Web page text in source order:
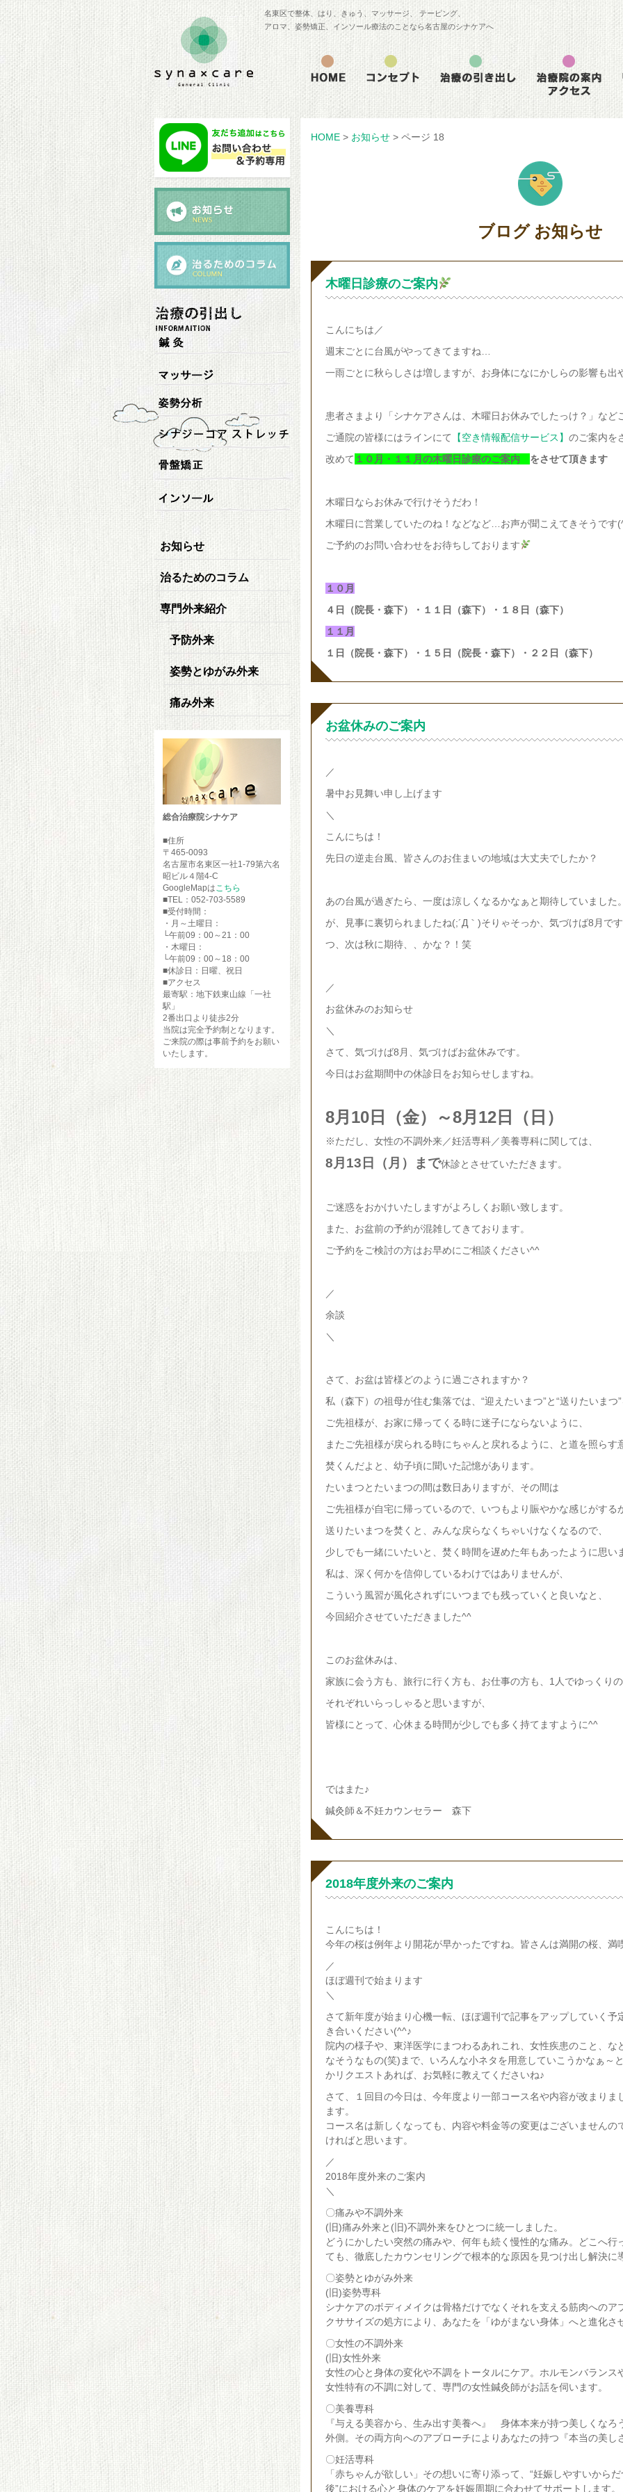
名東区で整体、はり、きゅう、マッサージ、 テーピング、
アロマ、姿勢矯正、インソール療法のことなら名古屋のシナケアへ
お知らせ
治るためのコラム
専門外来紹介
予防外来
姿勢とゆがみ外来
痛み外来
総合治療院シナケア
■住所
〒465-0093
名古屋市名東区一社1-79第六名
昭ビル４階4-C
GoogleMapはこちら
■TEL：052-703-5589
■受付時間：
・月～土曜日：
└午前09：00～21：00
・木曜日：
└午前09：00～18：00
■休診日：日曜、祝日
■アクセス
最寄駅：地下鉄東山線「一社
駅」
2番出口より徒歩2分
当院は完全予約制となります。
ご来院の際は事前予約をお願い
いたします。
HOME > お知らせ > ページ 18
ブログ お知らせ
木曜日診療のご案内
こんにちは／
週末ごとに台風がやってきてますね…
一雨ごとに秋らしさは増しますが、お身体になにかしらの影響も出
患者さまより「シナケアさんは、木曜日お休みでしたっけ？」など
ご通院の皆様にはラインにて
【空き情報配信サービス】 のご案内を
改めて １０月・１１月の木曜日診療のご案内 をさせて頂きます
木曜日ならお休みで行けそうだわ！
木曜日に営業していたのね！などなど…お声が聞こえてきそうです
ご予約のお問い合わせをお待ちしております
１０月
４日（院長・森下）・１１日（森下）・１８日（森下）
１１月
１日（院長・森下）・１５日（院長・森下）・２２日（森下）
お盆休みのご案内
／
暑中お見舞い申し上げます
＼
こんにちは！
先日の逆走台風、皆さんのお住まいの地域は大丈夫でしたか？
あの台風が過ぎたら、一度は涼しくなるかなぁと期待していました
が、見事に裏切られましたね(;´Д｀)そりゃそっか、気づけば8月で
つ、次は秋に期待、、かな？！笑
／
お盆休みのお知らせ
＼
さて、気づけば8月、気づけばお盆休みです。
今日はお盆期間中の休診日をお知らせしますね。
8月10日（金）～8月12日（日）
※ただし、女性の不調外来／妊活専科／美養専科に関しては、
8月13日（月）まで休診とさせていただきます。
ご迷惑をおかけいたしますがよろしくお願い致します。
また、お盆前の予約が混雑してきております。
ご予約をご検討の方はお早めにご相談ください^^
／
余談
＼
さて、お盆は皆様どのように過ごされますか？
私（森下）の祖母が住む集落では、“迎えたいまつ”と“送りたいまつ
ご先祖様が、お家に帰ってくる時に迷子にならないように、
またご先祖様が戻られる時にちゃんと戻れるように、と道を照らす
焚くんだよと、幼子頃に聞いた記憶があります。
たいまつとたいまつの間は数日ありますが、その間は
ご先祖様が自宅に帰っているので、いつもより賑やかな感じがする
送りたいまつを焚くと、みんな戻らなくちゃいけなくなるので、
少しでも一緒にいたいと、焚く時間を遅めた年もあったように思い
私は、深く何かを信仰しているわけではありませんが、
こういう風習が風化されずにいつまでも残っていくと良いなと、
今回紹介させていただきました^^
このお盆休みは、
家族に会う方も、旅行に行く方も、お仕事の方も、1人でゆっくり
それぞれいらっしゃると思いますが、
皆様にとって、心休まる時間が少しでも多く持てますように^^
ではまた♪
鍼灸師＆不妊カウンセラー 森下
2018年度外来のご案内
こんにちは！
今年の桜は例年より開花が早かったですね。皆さんは満開の桜、満
／
ほぼ週刊で始まります
＼
さて新年度が始まり心機一転、ほぼ週刊で記事をアップしていく予
き合いください(^^♪
院内の様子や、東洋医学にまつわるあれこれ、女性疾患のこと、な
なそうなもの(笑)まで、いろんな小ネタを用意していこうかなぁ～
かリクエストあれば、お気軽に教えてくださいね♪
さて、１回目の今日は、今年度より一部コース名や内容が改まりま
ます。
コース名は新しくなっても、内容や料金等の変更はございませんの
ければと思います。
／
2018年度外来のご案内
＼
〇痛みや不調外来
(旧)痛み外来と(旧)不調外来をひとつに統一しました。
どうにかしたい突然の痛みや、何年も続く慢性的な痛み。どこへ行
ても、徹底したカウンセリングで根本的な原因を見つけ出し解決に
〇姿勢とゆがみ外来
(旧)姿勢専科
シナケアのボディメイクは骨格だけでなくそれを支える筋肉へのア
クササイズの処方により、あなたを「ゆがまない身体」へと進化さ
〇女性の不調外来
(旧)女性外来
女性の心と身体の変化や不調をトータルにケア。ホルモンバランス
女性特有の不調に対して、専門の女性鍼灸師がお話を伺います。
〇美養専科
『与える美容から、生み出す美養へ』 身体本来が持つ美しくなろ
外側。その両方向へのアプローチによりあなたの持つ『本当の美し
〇妊活専科
「赤ちゃんが欲しい」その想いに寄り添って、“妊娠しやすいから
後”における心と身体のケアを妊娠周期に合わせてサポートします。